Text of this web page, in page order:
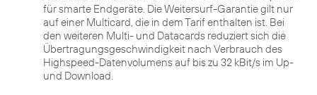
für smarte Endgeräte. Die Weitersurf-Garantie gilt nur
auf einer Multicard, die in dem Tarif enthalten ist. Bei
den weiteren Multi- und Datacards reduziert sich die
Übertragungsgeschwindigkeit nach Verbrauch des
Highspeed-Datenvolumens auf bis zu 32 kBit/s im Up-
und Download.